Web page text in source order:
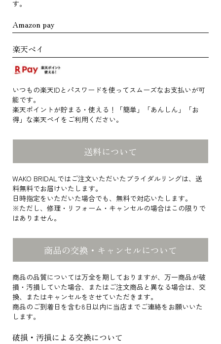
す。
Amazon pay
楽天ペイ
いつもの楽天IDとパスワードを使ってスムーズなお支払いが可
能です。
楽天ポイントが貯まる・使える！「簡単」「あんしん」「お
得」な楽天ペイをご利用ください。
送料について
WAKO BRIDALではご注文いただいたブライダルリングは、送
料無料でお届けいたします。
日時指定をいただいた場合でも、無料で対応いたします。
※ただし、修理・リフォーム・キャンセルの場合はこの限りで
はありません。
商品の交換・キャンセルについて
商品の品質については万全を期しておりますが、万一商品が破
損・汚損していた場合、またはご注文商品と異なる場合は、交
換、またはキャンセルをさせていただきます。
商品のご到着日を含む8日以内に当店までご連絡をお願いいた
します。
破損・汚損による交換について